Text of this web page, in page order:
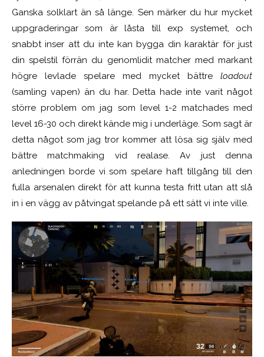
Ganska solklart än så länge. Sen märker du hur mycket
uppgraderingar som är låsta till exp systemet, och
snabbt inser att du inte kan bygga din karaktär för just
din spelstil förrän du genomlidit matcher med markant
högre levlade spelare med mycket bättre loadout
(samling vapen) än du har. Detta hade inte varit något
större problem om jag som level 1-2 matchades med
level 16-30 och direkt kände mig i underläge. Som sagt är
detta något som jag tror kommer att lösa sig själv med
bättre matchmaking vid realase. Av just denna
anledningen borde vi som spelare haft tillgång till den
fulla arsenalen direkt för att kunna testa fritt utan att slå
in i en vägg av påtvingat spelande på ett sätt vi inte ville.